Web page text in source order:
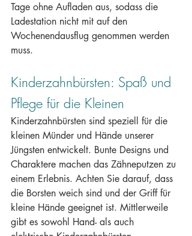
Tage ohne Aufladen aus, sodass die
Ladestation nicht mit auf den
Wochenendausflug genommen werden
muss.
Kinderzahnbürsten: Spaß und
Pflege für die Kleinen
Kinderzahnbürsten sind speziell für die
kleinen Münder und Hände unserer
Jüngsten entwickelt. Bunte Designs und
Charaktere machen das Zähneputzen zu
einem Erlebnis. Achten Sie darauf, dass
die Borsten weich sind und der Griff für
kleine Hände geeignet ist. Mittlerweile
gibt es sowohl Hand- als auch